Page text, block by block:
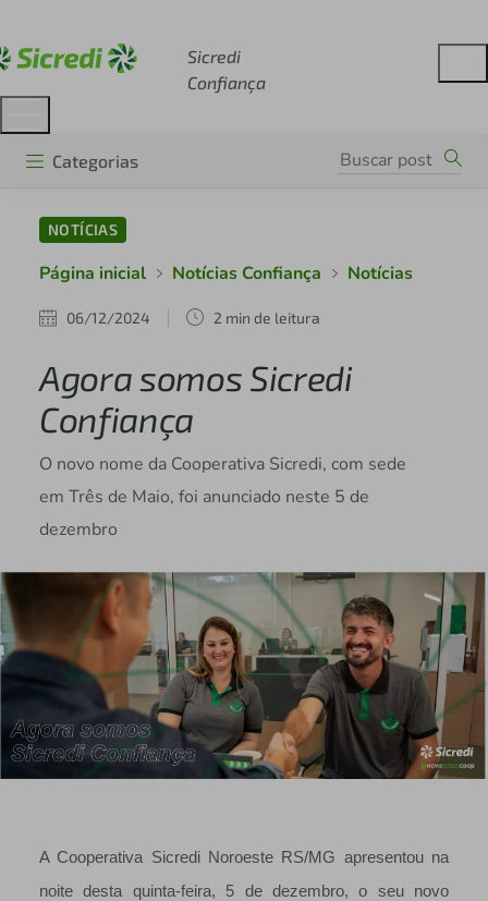
Sicredi
Confiança
Categorias
NOTÍCIAS
Página inicial Notícias Confiança Notícias
06/12/2024 2 min de leitura
Agora somos Sicredi
Confiança
O novo nome da Cooperativa Sicredi, com sede
em Três de Maio, foi anunciado neste 5 de
dezembro
A Cooperativa Sicredi Noroeste RS/MG apresentou na
noite desta quinta-feira, 5 de dezembro, o seu novo